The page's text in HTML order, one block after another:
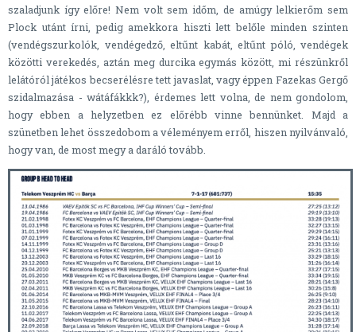
szaladjunk így előre! Nem volt sem időm, de amúgy lelkierőm sem
Plock utánt írni, pedig amekkora hiszti lett belőle minden szinten
(vendégszurkolók, vendégedző, eltűnt kabát, eltűnt póló, vendégek
közötti verekedés, aztán meg durcika egymás között, mi részünkről
lelátóról játékos becserélésre tett javaslat, vagy éppen Fazekas Gergő
szidalmazása - wátáfákkk?), érdemes lett volna, de nem gondolom,
hogy ebben a helyzetben ez előrébb vinne bennünket. Majd a
szünetben lehet összedobom a véleményem erről, hiszen nyilvánvaló,
hogy van, de most megy a daráló tovább.